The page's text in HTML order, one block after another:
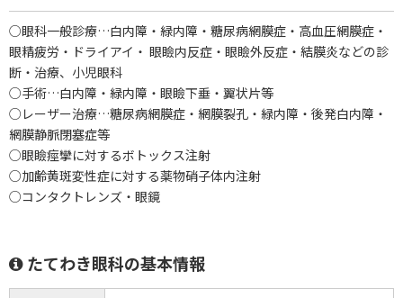
○眼科一般診療…白内障・緑内障・糖尿病網膜症・高血圧網膜症・
眼精疲労・ドライアイ・ 眼瞼内反症・眼瞼外反症・結膜炎などの診
断・治療、小児眼科
○手術…白内障・緑内障・眼瞼下垂・翼状片等
○レーザー治療…糖尿病網膜症・網膜裂孔・緑内障・後発白内障・
網膜静脈閉塞症等
○眼瞼痙攣に対するボトックス注射
○加齢黄斑変性症に対する薬物硝子体内注射
○コンタクトレンズ・眼鏡
たてわき眼科の基本情報